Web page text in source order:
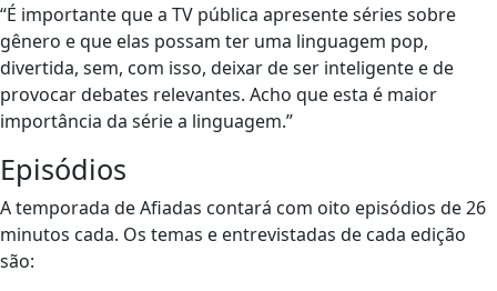
“É importante que a TV pública apresente séries sobre
gênero e que elas possam ter uma linguagem pop,
divertida, sem, com isso, deixar de ser inteligente e de
provocar debates relevantes. Acho que esta é maior
importância da série a linguagem.”
Episódios
A temporada de Afiadas contará com oito episódios de 26
minutos cada. Os temas e entrevistadas de cada edição
são: